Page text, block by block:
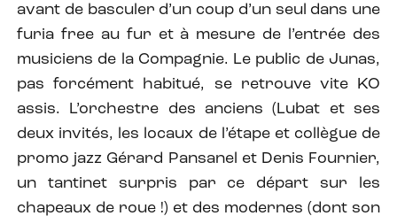
avant de basculer d’un coup d’un seul dans une
furia free au fur et à mesure de l’entrée des
musiciens de la Compagnie. Le public de Junas,
pas forcément habitué, se retrouve vite KO
assis. L’orchestre des anciens (Lubat et ses
deux invités, les locaux de l’étape et collègue de
promo jazz Gérard Pansanel et Denis Fournier,
un tantinet surpris par ce départ sur les
chapeaux de roue !) et des modernes (dont son